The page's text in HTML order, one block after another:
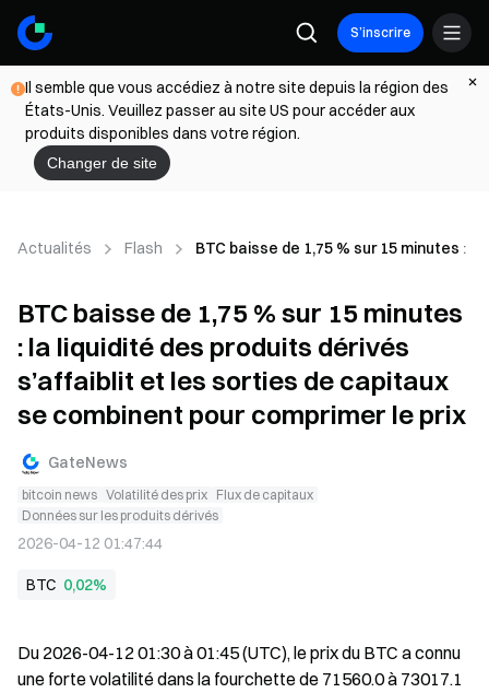
S’inscrire
Il semble que vous accédiez à notre site depuis la région des
États-Unis. Veuillez passer au site US pour accéder aux
produits disponibles dans votre région.
Changer de site
Actualités Flash BTC baisse de 1,75 % sur 15 minutes :
BTC baisse de 1,75 % sur 15 minutes
: la liquidité des produits dérivés
s’affaiblit et les sorties de capitaux
se combinent pour comprimer le prix
GateNews
bitcoin news Volatilité des prix Flux de capitaux
Données sur les produits dérivés
2026-04-12 01:47:44
BTC 0,02%
Du 2026-04-12 01:30 à 01:45 (UTC), le prix du BTC a connu
une forte volatilité dans la fourchette de 71560.0 à 73017.1